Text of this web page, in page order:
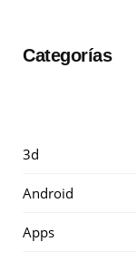
Categorías
3d
Android
Apps